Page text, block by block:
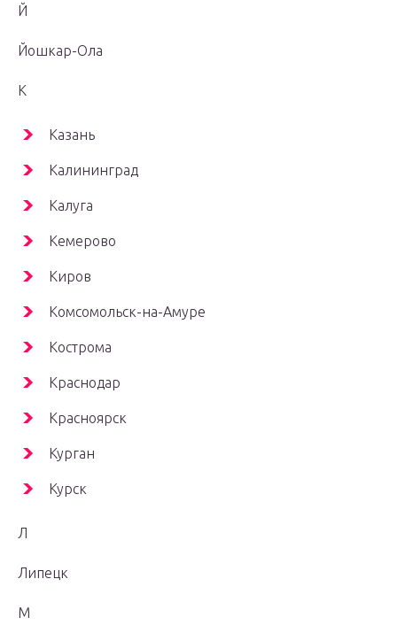
Й
Йошкар-Ола
К
Казань
Калининград
Калуга
Кемерово
Киров
Комсомольск-на-Амуре
Кострома
Краснодар
Красноярск
Курган
Курск
Л
Липецк
М